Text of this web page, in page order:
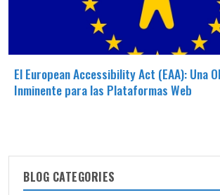
El European Accessibility Act (EAA): Una
Inminente para las Plataformas Web
BLOG CATEGORIES